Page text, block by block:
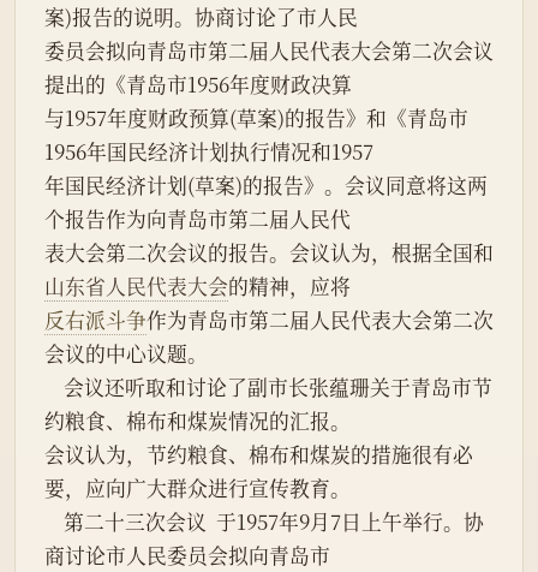
案)报告的说明。协商讨论了市人民
委员会拟向青岛市第二届人民代表大会第二次会议
提出的《青岛市1956年度财政决算
与1957年度财政预算(草案)的报告》和《青岛市
1956年国民经济计划执行情况和1957
年国民经济计划(草案)的报告》。会议同意将这两
个报告作为向青岛市第二届人民代
表大会第二次会议的报告。会议认为，根据全国和
山东省人民代表大会的精神，应将
反右派斗争作为青岛市第二届人民代表大会第二次
会议的中心议题。
约粮食、棉布和煤炭情况的汇报。
会议认为，节约粮食、棉布和煤炭的措施很有必
要，应向广大群众进行宣传教育。
商讨论市人民委员会拟向青岛市